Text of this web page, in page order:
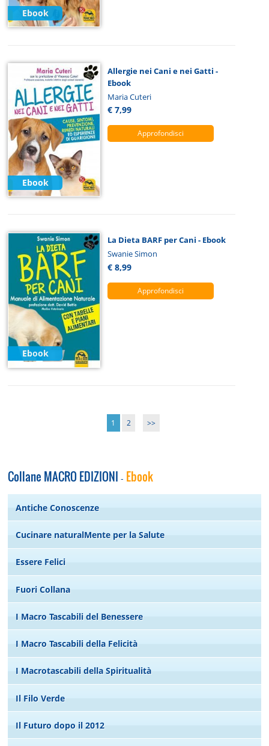
Ebook
Ebook
Allergie nei Cani e nei Gatti -
Ebook
Maria Cuteri
€ 7,99
Approfondisci
Ebook
La Dieta BARF per Cani - Ebook
Swanie Simon
€ 8,99
Approfondisci
1 2 >>
Collane MACRO EDIZIONI - Ebook
Antiche Conoscenze
Cucinare naturalMente per la Salute
Essere Felici
Fuori Collana
I Macro Tascabili del Benessere
I Macro Tascabili della Felicità
I Macrotascabili della Spiritualità
Il Filo Verde
Il Futuro dopo il 2012